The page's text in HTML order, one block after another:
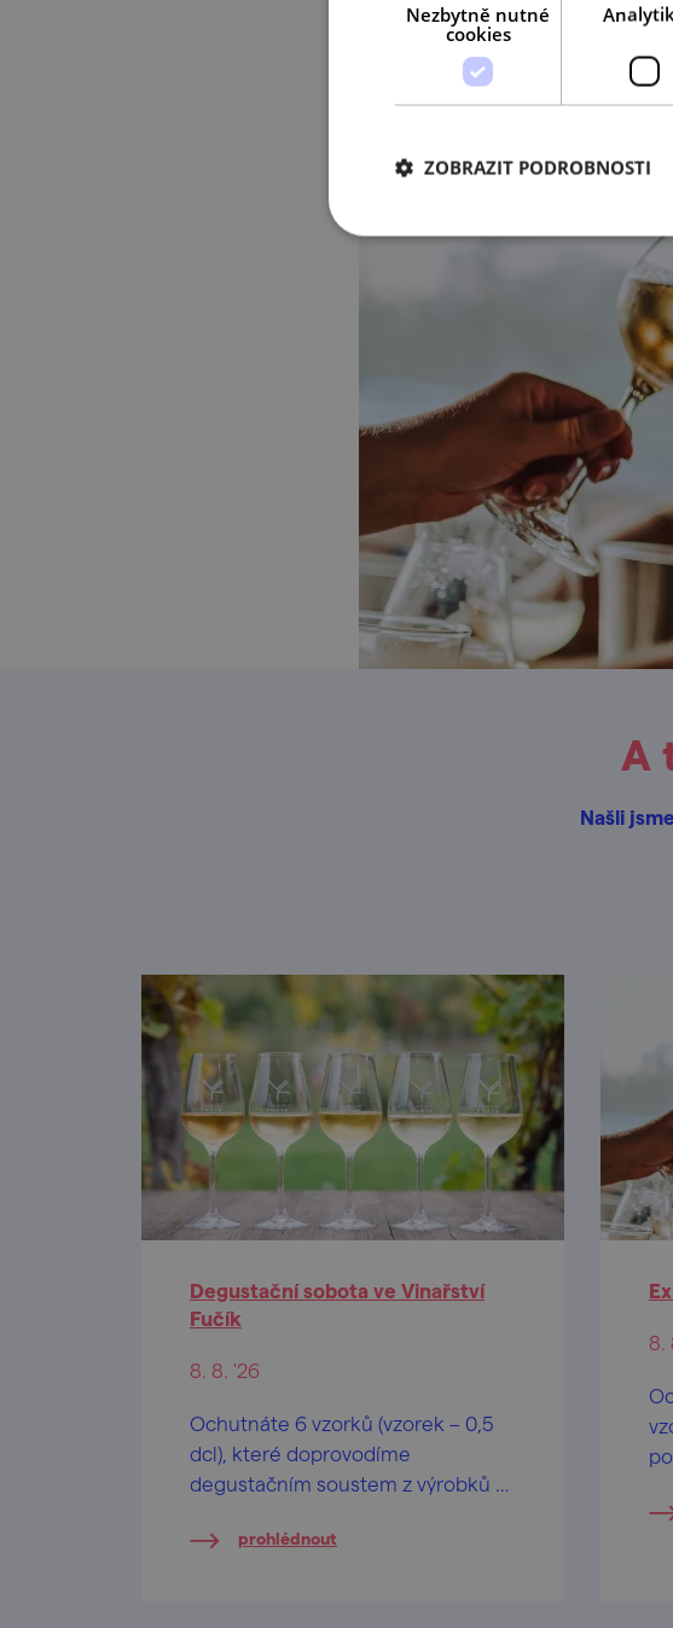
A
Našli
Degustační sobota ve Vinařství
Fučík
8. 8. '26
Ochutnáte 6 vzorků (vzorek – 0,5
dcl), které doprovodíme
degustačním soustem z výrobků z
prohlédnout
8.
Nezbytně nutné
cookies
ZOBRAZIT PODROBNOSTI